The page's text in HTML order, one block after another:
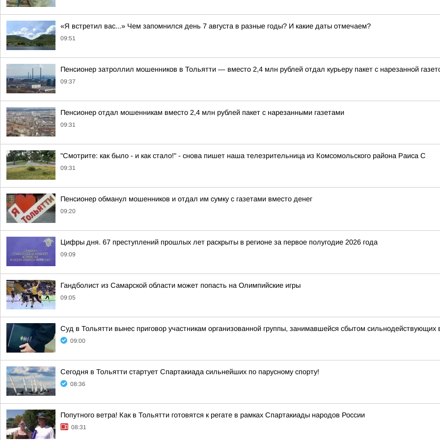
«Я встретил вас...» Чем запомнился день 7 августа в разные годы? И какие даты отмечаем?
09:51
Пенсионер затроллил мошенников в Тольятти — вместо 2,4 млн рублей отдал курьеру пакет с нарезанной
09:37
Пенсионер отдал мошенникам вместо 2,4 млн рублей пакет с нарезанными газетами
09:31
"Смотрите: как было - и как стало!" - снова пишет наша телезрительница из Комсомольского района Раиса С
09:31
Пенсионер обманул мошенников и отдал им сумку с газетами вместо денег
09:20
Цифры дня. 67 преступлений прошлых лет раскрыты в регионе за первое полугодие 2026 года
09:09
Гандболист из Самарской области может попасть на Олимпийские игры
09:05
Суд в Тольятти вынес приговор участникам организованной группы, занимавшейся сбытом сильнодействующих
09:00
Сегодня в Тольятти стартует Спартакиада сильнейших по парусному спорту!
08:36
Попутного ветра! Как в Тольятти готовятся к регате в рамках Спартакиады народов России
08:31